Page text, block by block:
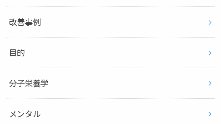
改善事例
目的
分子栄養学
メンタル